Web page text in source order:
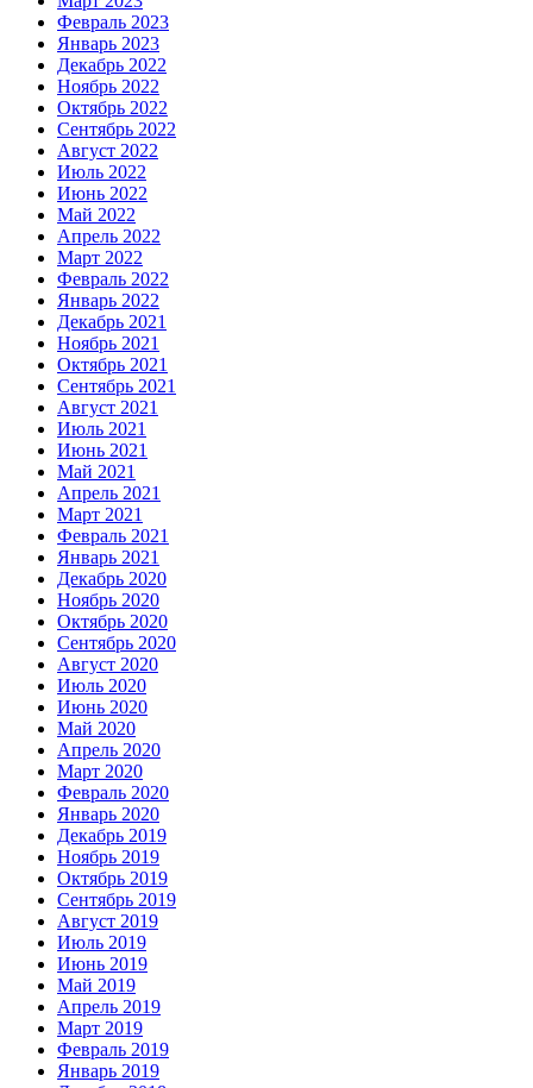
Февраль 2023
Январь 2023
Декабрь 2022
Ноябрь 2022
Октябрь 2022
Сентябрь 2022
Август 2022
Июль 2022
Июнь 2022
Май 2022
Апрель 2022
Март 2022
Февраль 2022
Январь 2022
Декабрь 2021
Ноябрь 2021
Октябрь 2021
Сентябрь 2021
Август 2021
Июль 2021
Июнь 2021
Май 2021
Апрель 2021
Март 2021
Февраль 2021
Январь 2021
Декабрь 2020
Ноябрь 2020
Октябрь 2020
Сентябрь 2020
Август 2020
Июль 2020
Июнь 2020
Май 2020
Апрель 2020
Март 2020
Февраль 2020
Январь 2020
Декабрь 2019
Ноябрь 2019
Октябрь 2019
Сентябрь 2019
Август 2019
Июль 2019
Июнь 2019
Май 2019
Апрель 2019
Март 2019
Февраль 2019
Январь 2019